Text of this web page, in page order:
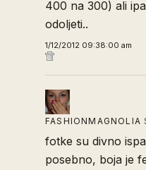
400 na 300) ali
odoljeti..
1/12/2012 09:38:00 am
FASHIONMAGNOLIA
fotke su divno
posebno, boja je